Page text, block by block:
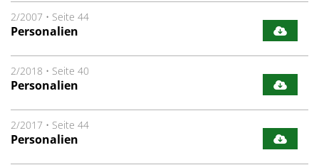
2/2007 • Seite 44
Personalien
2/2018 • Seite 40
Personalien
2/2017 • Seite 44
Personalien